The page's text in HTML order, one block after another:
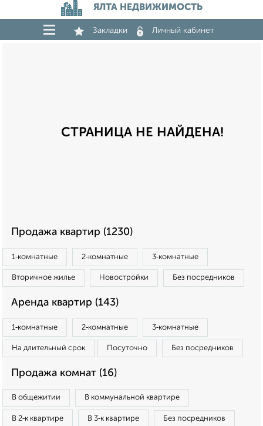
ЯЛТА НЕДВИЖИМОСТЬ
Закладки Личный кабинет
СТРАНИЦА НЕ НАЙДЕНА!
Продажа квартир (1230)
1‑комнатные 2‑комнатные 3‑комнатные
Вторичное жилье Новостройки Без посредников
Аренда квартир (143)
1‑комнатные 2‑комнатные 3‑комнатные
На длительный срок Посуточно Без посредников
Продажа комнат (16)
В общежитии В коммунальной квартире
В 2‑к квартире В 3‑к квартире Без посредников